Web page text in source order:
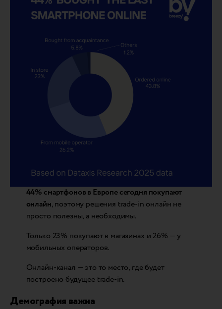
44% смартфонов в Европе сегодня покупают
онлайн, поэтому решения trade-in онлайн не
просто полезны, а необходимы.
Только 23% покупают в магазинах и 26% — у
мобильных операторов.
Онлайн-канал — это то место, где будет
построено будущее trade-in.
Демография важна